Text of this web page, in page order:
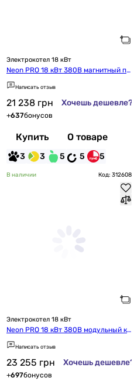
Электрокотел 18 кВт
Neon PRO 18 кВт 380В магнитный пу
скатель TAKEL (P118111p)
Написать отзыв
21 238 грн Хочешь дешевле?
+637бонусов
Купить О товаре
3 3 5 5 5
В наличии Код: 312608
Электрокотел 18 кВт
Neon PRO 18 кВт 380В модульный ко
нтактор ETI (P118112c)
Написать отзыв
23 255 грн Хочешь дешевле?
+697бонусов